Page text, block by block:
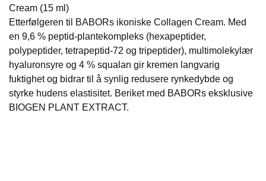
Cream (15 ml)
Etterfølgeren til BABORs ikoniske Collagen Cream. Med
en 9,6 % peptid-plantekompleks (hexapeptider,
polypeptider, tetrapeptid-72 og tripeptider), multimolekylær
hyaluronsyre og 4 % squalan gir kremen langvarig
fuktighet og bidrar til å synlig redusere rynkedybde og
styrke hudens elastisitet. Beriket med BABORs eksklusive
BIOGEN PLANT EXTRACT.